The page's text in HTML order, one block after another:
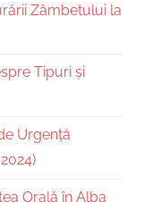
Zâmbetului la
Tipuri și
Urgență
Orală în Alba